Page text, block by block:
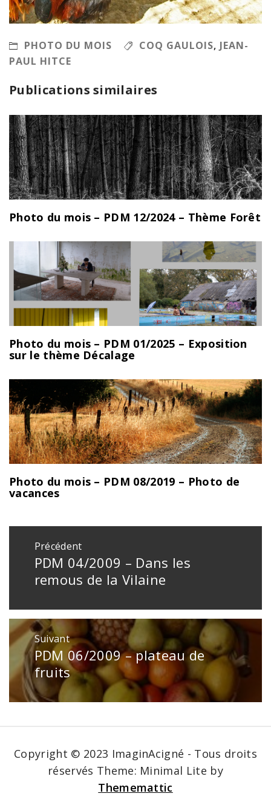
PHOTO DU MOIS COQ GAULOIS, JEAN-
PAUL HITCE
Publications similaires
Photo du mois – PDM 12/2024 – Thème Forêt
Photo du mois – PDM 01/2025 – Exposition
sur le thème Décalage
Photo du mois – PDM 08/2019 – Photo de
vacances
l’article
Précédent
Publication
précédente
PDM 04/2009 – Dans les
remous de la Vilaine
Suivant
Publication
suivante
:
PDM 06/2009 – plateau de
fruits
Copyright © 2023 ImaginAcigné - Tous droits
réservés Theme: Minimal Lite by
Thememattic